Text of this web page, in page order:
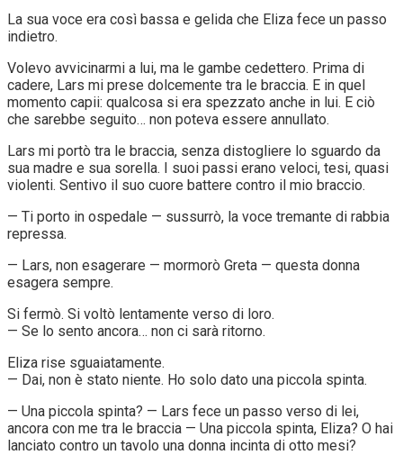
La sua voce era così bassa e gelida che Eliza fece un passo
indietro.
Volevo avvicinarmi a lui, ma le gambe cedettero. Prima di
cadere, Lars mi prese dolcemente tra le braccia. E in quel
momento capii: qualcosa si era spezzato anche in lui. E ciò
che sarebbe seguito… non poteva essere annullato.
Lars mi portò tra le braccia, senza distogliere lo sguardo da
sua madre e sua sorella. I suoi passi erano veloci, tesi, quasi
violenti. Sentivo il suo cuore battere contro il mio braccio.
— Ti porto in ospedale — sussurrò, la voce tremante di rabbia
repressa.
— Lars, non esagerare — mormorò Greta — questa donna
esagera sempre.
Si fermò. Si voltò lentamente verso di loro.
— Se lo sento ancora… non ci sarà ritorno.
Eliza rise sguaiatamente.
— Dai, non è stato niente. Ho solo dato una piccola spinta.
— Una piccola spinta? — Lars fece un passo verso di lei,
ancora con me tra le braccia — Una piccola spinta, Eliza? O hai
lanciato contro un tavolo una donna incinta di otto mesi?